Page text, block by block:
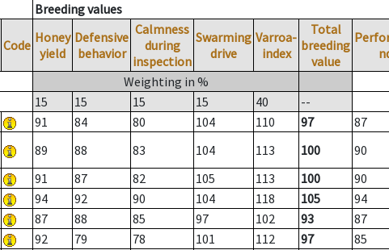
Breeding values
Code Honey
yield
Defensive
behavior
Calmness
during
inspection
Swarming
drive
Varroa-
index
Total
breeding
value
Weighting in %
15
15 15 15 40
--
91 84 80 104 110 97
87
89 88 83 104 113 100
90
91 87 82 105 113 100
90
94 92 90 104 118 105
94
87 88 85 97 102 93
87
92 79 78 101 112 97
85